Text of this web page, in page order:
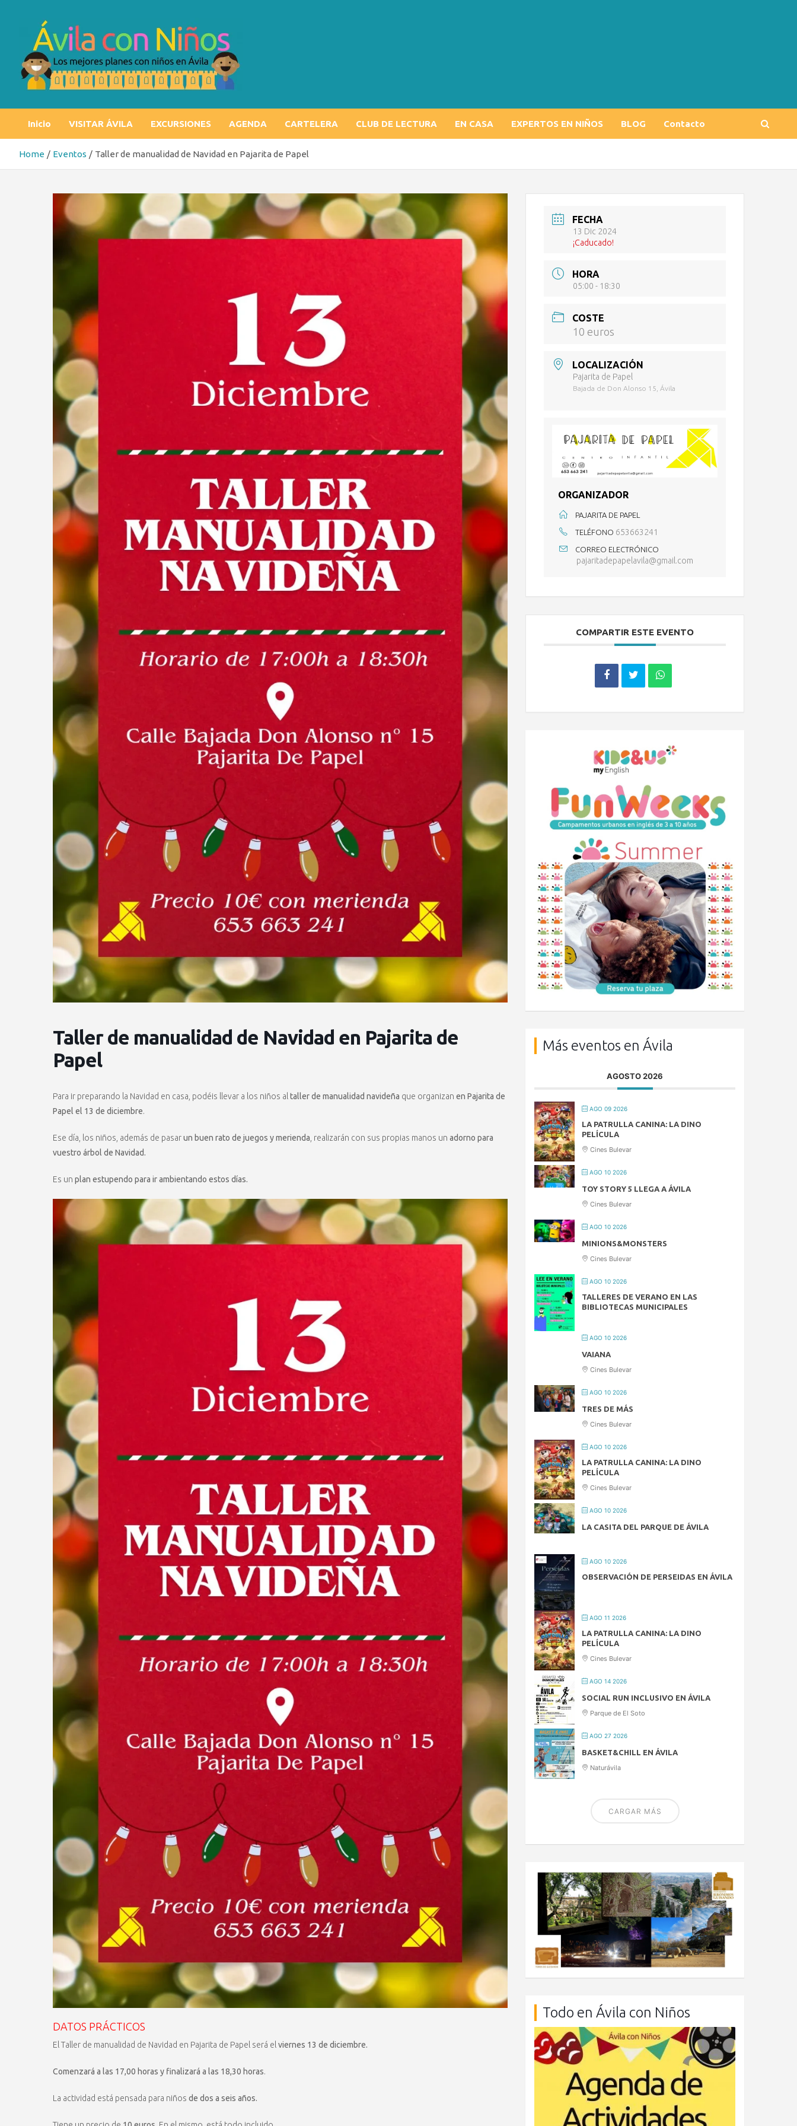
Inicio VISITAR ÁVILA EXCURSIONES AGENDA CARTELERA CLUB DE LECTURA EN CASA EXPERTOS EN NIÑOS BLOG Contacto
Home Eventos Taller de manualidad de Navidad en Pajarita de Papel
Taller de manualidad de Navidad en Pajarita de
Papel
Para ir preparando la Navidad en casa, podéis llevar a los niños al taller de manualidad navideña que organizan en Pajarita de
Papel el 13 de diciembre.
Ese día, los niños, además de pasarun buen rato de juegos y merienda , realizarán con sus propias manos un adorno para
vuestro árbol de Navidad.
Es un plan estupendo para ir ambientando estos días.
DATOS PRÁCTICOS
El Taller de manualidad de Navidad en Pajarita de Papel será elviernes 13 de diciembre.
Comenzará a las 17,00 horas y finalizará a las 18,30 horas.
La actividad está pensada para niños de dos a seis años.
FECHA
13 Dic 2024
¡Caducado!
HORA
05:00 - 18:30
COSTE
10 euros
LOCALIZACIÓN
Pajarita de Papel
Bajada de Don Alonso 15, Ávila
ORGANIZADOR
PAJARITA DE PAPEL
TELÉFONO 653663241
CORREO ELECTRÓNICO
pajaritadepapelavila@gmail.com
COMPARTIR ESTE EVENTO
Más eventos en Ávila
AGOSTO 2026
AGO 09 2026
LA PATRULLA CANINA: LA DINO
PELÍCULA
Cines Bulevar
AGO 10 2026
TOY STORY 5 LLEGA A ÁVILA
Cines Bulevar
AGO 10 2026
MINIONS&MONSTERS
Cines Bulevar
AGO 10 2026
TALLERES DE VERANO EN LAS
BIBLIOTECAS MUNICIPALES
AGO 10 2026
VAIANA
Cines Bulevar
AGO 10 2026
TRES DE MÁS
Cines Bulevar
AGO 10 2026
LA PATRULLA CANINA: LA DINO
PELÍCULA
Cines Bulevar
AGO 10 2026
LA CASITA DEL PARQUE DE ÁVILA
AGO 10 2026
OBSERVACIÓN DE PERSEIDAS EN ÁVILA
AGO 11 2026
LA PATRULLA CANINA: LA DINO
PELÍCULA
Cines Bulevar
AGO 14 2026
SOCIAL RUN INCLUSIVO EN ÁVILA
Parque de El Soto
AGO 27 2026
BASKET&CHILL EN ÁVILA
Naturávila
CARGAR MÁS
Todo en Ávila con Niños